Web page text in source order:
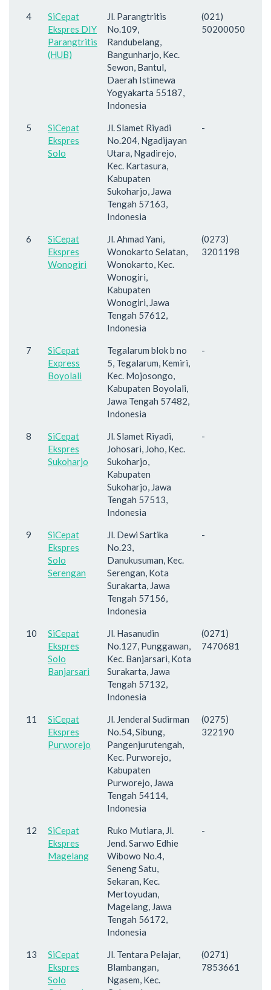
4
SiCepat
Ekspres DIY
Parangtritis
(HUB)
Jl. Parangtritis
No.109,
Randubelang,
Bangunharjo, Kec.
Sewon, Bantul,
Daerah Istimewa
Yogyakarta 55187,
Indonesia
(021)
50200050
5
SiCepat
Ekspres
Solo
Jl. Slamet Riyadi
No.204, Ngadijayan
Utara, Ngadirejo,
Kec. Kartasura,
Kabupaten
Sukoharjo, Jawa
Tengah 57163,
Indonesia
-
6
SiCepat
Ekspres
Wonogiri
Jl. Ahmad Yani,
Wonokarto Selatan,
Wonokarto, Kec.
Wonogiri,
Kabupaten
Wonogiri, Jawa
Tengah 57612,
Indonesia
(0273)
3201198
7
SiCepat
Express
Boyolali
Tegalarum blok b no
5, Tegalarum, Kemiri,
Kec. Mojosongo,
Kabupaten Boyolali,
Jawa Tengah 57482,
Indonesia
-
8
SiCepat
Ekspres
Sukoharjo
Jl. Slamet Riyadi,
Johosari, Joho, Kec.
Sukoharjo,
Kabupaten
Sukoharjo, Jawa
Tengah 57513,
Indonesia
-
9
SiCepat
Ekspres
Solo
Serengan
Jl. Dewi Sartika
No.23,
Danukusuman, Kec.
Serengan, Kota
Surakarta, Jawa
Tengah 57156,
Indonesia
-
10
SiCepat
Ekspres
Solo
Banjarsari
Jl. Hasanudin
No.127, Punggawan,
Kec. Banjarsari, Kota
Surakarta, Jawa
Tengah 57132,
Indonesia
(0271)
7470681
11
SiCepat
Ekspres
Purworejo
Jl. Jenderal Sudirman
No.54, Sibung,
Pangenjurutengah,
Kec. Purworejo,
Kabupaten
Purworejo, Jawa
Tengah 54114,
Indonesia
(0275)
322190
12
SiCepat
Ekspres
Magelang
Ruko Mutiara, Jl.
Jend. Sarwo Edhie
Wibowo No.4,
Seneng Satu,
Sekaran, Kec.
Mertoyudan,
Magelang, Jawa
Tengah 56172,
Indonesia
-
13
SiCepat
Ekspres
Solo
Jl. Tentara Pelajar,
Blambangan,
Ngasem, Kec.
(0271)
7853661